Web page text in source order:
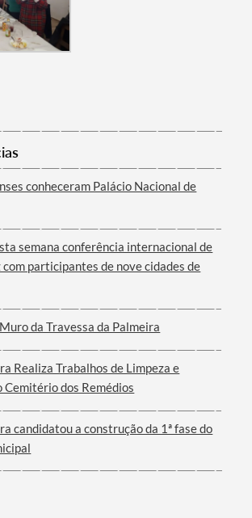
conheceram Palácio Nacional de
semana conferência internacional de
com participantes de nove cidades de
da Travessa da Palmeira
Realiza Trabalhos de Limpeza e
Cemitério dos Remédios
candidatou a construção da 1ª fase do